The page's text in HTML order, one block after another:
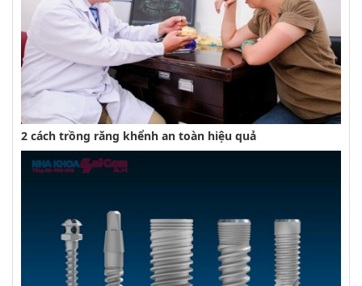
2 cách trồng răng khểnh an toàn hiệu quả